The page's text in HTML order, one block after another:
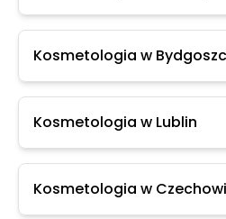
Kosmetologia w
Kosmetologia w Lublin
Kosmetologia w